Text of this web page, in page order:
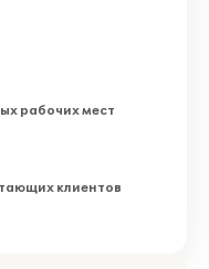
рабочих мест
клиентов